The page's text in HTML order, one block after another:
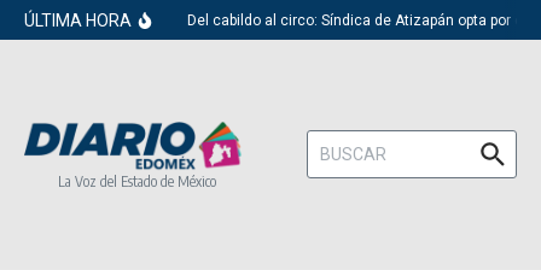
Saltar al contenido
ÚLTIMA HORA Del cabildo al circo: Síndica de Atizapán opta por el
La Voz del Estado de México
Buscar: